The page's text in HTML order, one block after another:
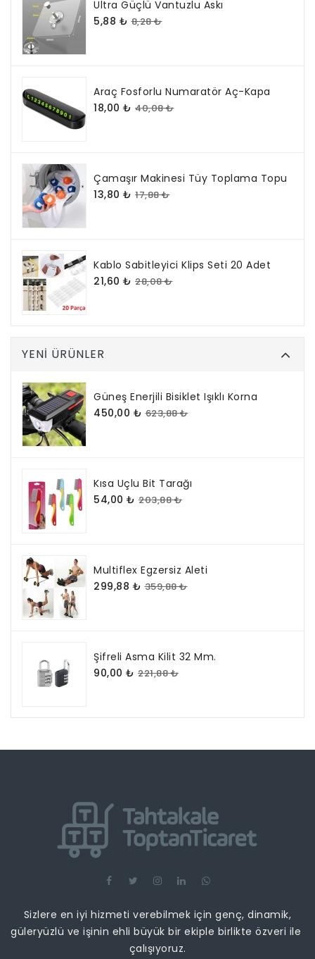
Ultra Güçlü Vantuzlu Askı
5,88 ₺ 8,28 ₺
Araç Fosforlu Numaratör Aç-Kapa
18,00 ₺ 40,08 ₺
Çamaşır Makinesi Tüy Toplama Topu
13,80 ₺ 17,88 ₺
Kablo Sabitleyici Klips Seti 20 Adet
21,60 ₺ 28,08 ₺
YENI ÜRÜNLER
Güneş Enerjili Bisiklet Işıklı Korna
450,00 ₺ 623,88 ₺
Kısa Uçlu Bit Tarağı
54,00 ₺ 203,88 ₺
Multiflex Egzersiz Aleti
299,88 ₺ 359,88 ₺
Şifreli Asma Kilit 32 Mm.
90,00 ₺ 221,88 ₺
Sizlere en iyi hizmeti verebilmek için genç, dinamik,
güleryüzlü ve işinin ehli büyük bir ekiple birlikte özveri ile
çalışıyoruz.